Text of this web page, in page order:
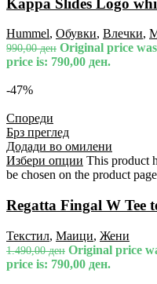
Hummel, Обувки, Влечки,
990,00ден Original price
price is: 790,00 ден.
-47%
Спореди
Брз преглед
Додади во омилени
Избери опции This product
be chosen on the product page
Regatta Fingal W Tee
Текстил, Маици, Жени
1.490,00ден Original price
price is: 790,00 ден.